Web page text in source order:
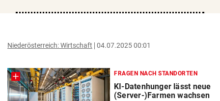
Niederösterreich: Wirtschaft 04.07.2025 00:01
FRAGEN NACH STANDORTEN
KI-Datenhunger lässt neue
(Server-)Farmen wachsen